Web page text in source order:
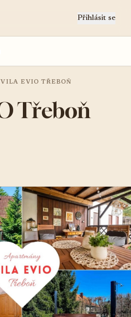
Přihlásit se
VILA EVIO TŘEBOŇ
Třeboň